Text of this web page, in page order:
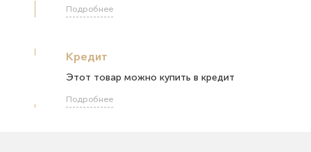
Подробнее
Кредит
Этот товар можно купить в кредит
Подробнее